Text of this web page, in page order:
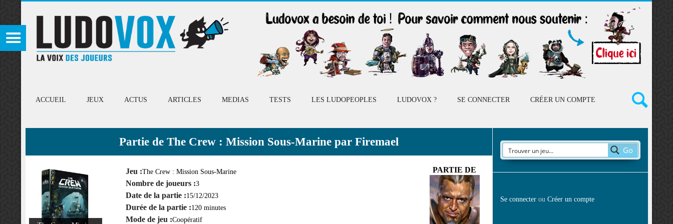
ACCUEIL JEUX ACTUS ARTICLES MEDIAS TESTS LES LUDOPEOPLES LUDOVOX ? SE CONNECTER CRÉER UN COMPTE
Partie de The Crew : Mission Sous-Marine par Firemael
PARTIE DE
Jeu :The Crew : Mission Sous-Marine
Nombre de joueurs :3
Date de la partie :15/12/2023
Durée de la partie :120 minutes
Mode de jeu :Coopératif
Go
Se connecterou Créer un compte